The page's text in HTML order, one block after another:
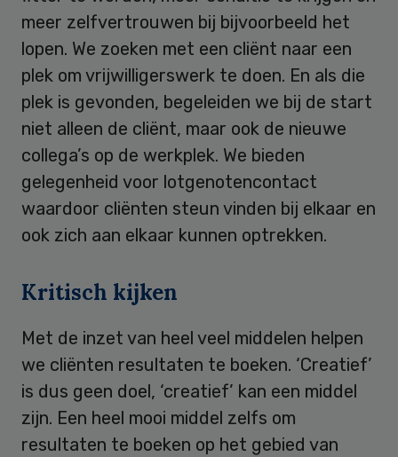
meer zelfvertrouwen bij bijvoorbeeld het
lopen. We zoeken met een cliënt naar een
plek om vrijwilligerswerk te doen. En als die
plek is gevonden, begeleiden we bij de start
niet alleen de cliënt, maar ook de nieuwe
collega’s op de werkplek. We bieden
gelegenheid voor lotgenotencontact
waardoor cliënten steun vinden bij elkaar en
ook zich aan elkaar kunnen optrekken.
Kritisch kijken
Met de inzet van heel veel middelen helpen
we cliënten resultaten te boeken. ‘Creatief’
is dus geen doel, ‘creatief’ kan een middel
zijn. Een heel mooi middel zelfs om
resultaten te boeken op het gebied van